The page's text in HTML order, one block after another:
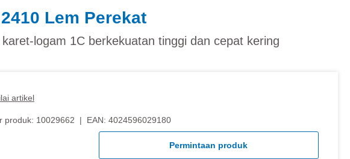
Lem Perekat
logam 1C berkekuatan tinggi dan cepat kering
artikel
produk: 10029662 | EAN: 4024596029180
Permintaan produk